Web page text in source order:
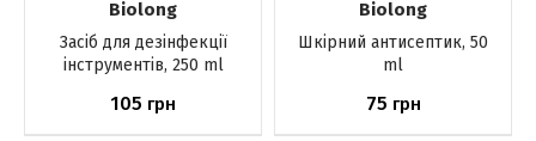
Biolong
Засіб для дезінфекції
інструментів, 250 ml
105 грн
Biolong
Шкірний антисептик, 50
ml
75 грн